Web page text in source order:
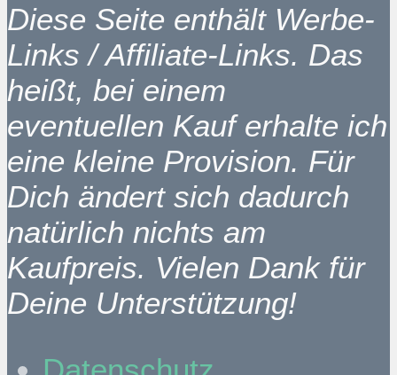
Diese Seite enthält Werbe-
Links / Affiliate-Links. Das
heißt, bei einem
eventuellen Kauf erhalte ich
eine kleine Provision. Für
Dich ändert sich dadurch
natürlich nichts am
Kaufpreis. Vielen Dank für
Deine Unterstützung!